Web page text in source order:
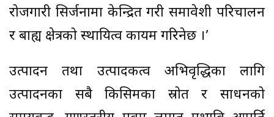
रोजगारी सिर्जनामा केन्द्रित गरी समावेशी परिचालन
र बाह्य क्षेत्रको स्थायित्व कायम गरिनेछ ।’
उत्पादन तथा उत्पादकत्व अभिवृद्धिका लागि
उत्पादनका सबै किसिमका स्रोत र साधनको